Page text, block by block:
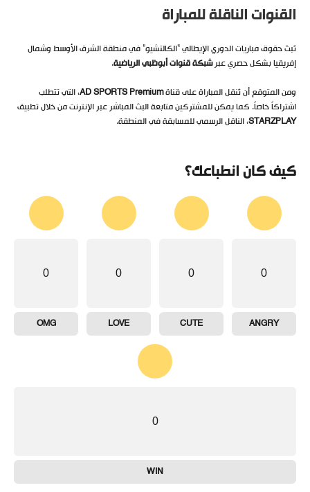
القنوات الناقلة للمباراة
تُبث حقوق مباريات الدوري الإيطالي “الكالتشيو” في منطقة الشرق الأوسط وشمال
إفريقيا بشكل حصري عبرشبكة قنوات أبوظبي الرياضية.
ومن المتوقع أن تُنقل المباراة على قناةAD SPORTS Premium، التي تتطلب
اشتراكاً خاصاً. كما يمكن للمشتركين متابعة البث المباشر عبر الإنترنت من خلال تطبيق
STARZPLAY، الناقل الرسمي للمسابقة في المنطقة.
كيف كان انطباعك؟
0
ANGRY
0
CUTE
0
LOVE
0
OMG
0
WIN